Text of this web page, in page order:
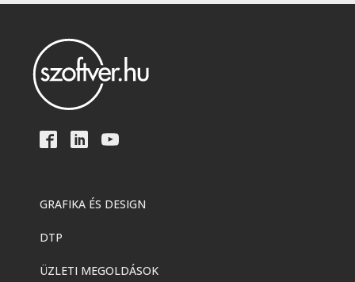
GRAFIKA ÉS DESIGN
DTP
ÜZLETI MEGOLDÁSOK